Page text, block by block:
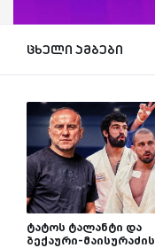
ცხელი ამბები
ტატოს ტალანტი და
ბექაური-მაისურაძის